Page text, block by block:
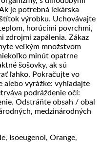
je potrebná lekárska
výrobku. Uchovávajte
horúcimi povrchmi,
zdrojmi zapálenia. Zákaz
veľkým množstvom
minút opatrne
šošovky, ak sú
ľahko. Pokračujte vo
alebo vyrážke: vyhľadajte
podráždenie očí:
Odstráňte obsah / obal
medzinárodných
Isoeugenol, Orange,